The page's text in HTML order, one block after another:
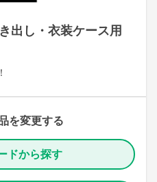
出し・衣装ケース用
を変更する
ドから探す